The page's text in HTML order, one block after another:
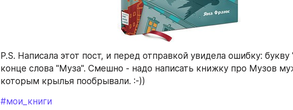
P.S. Написала этот пост, и перед отправкой увидела ошибку: букву
конце слова "Муза". Смешно - надо написать книжку про Музов
которым крылья пообрывали. :-))
#мои_книги